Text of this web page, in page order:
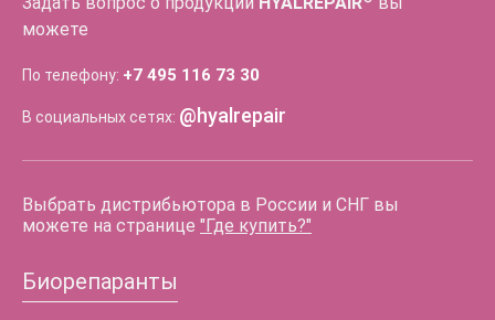
можете
По телефону: +7 495 116 73 30
В социальных сетях: @hyalrepair
Выбрать дистрибьютора в России и СНГ вы
можете на странице "Где купить?"
Биорепаранты